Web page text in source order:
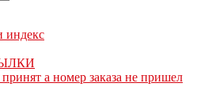
индекс
принят а номер заказа не пришел